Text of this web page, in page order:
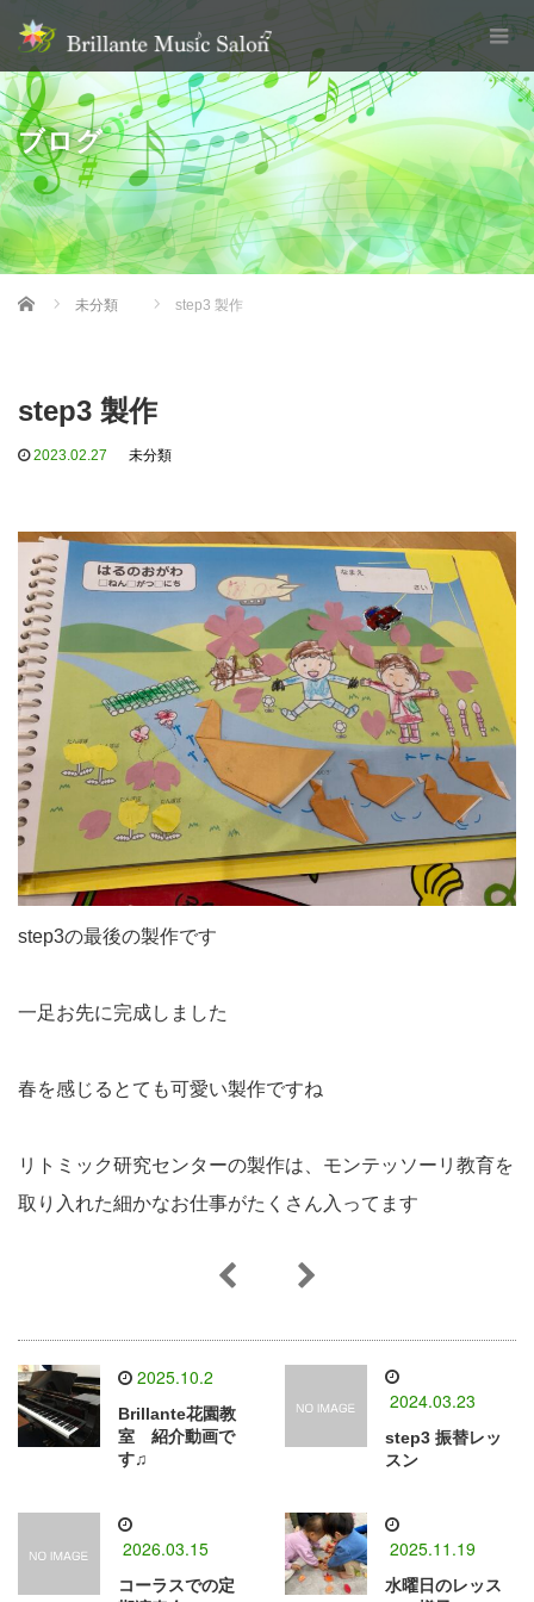
ブログ
Home 未分類 step3 製作
step3 製作
2023.02.27 未分類
step3の最後の製作です
一足お先に完成しました
春を感じるとても可愛い製作ですね
リトミック研究センターの製作は、モンテッソーリ教育を
取り入れた細かなお仕事がたくさん入ってます
2025.10.2
Brillante花園教
室 紹介動画で
す♫
2024.03.23
step3 振替レッ
スン
2026.03.15
コーラスでの定
2025.11.19
水曜日のレッス